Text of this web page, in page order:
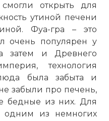
открыть для
утиной печени
Фуа-гра – это
очень популярен у
а затем и Древнего
технология
была забыта и
забыли про печень,
бедные из них. Для
одним из немногих